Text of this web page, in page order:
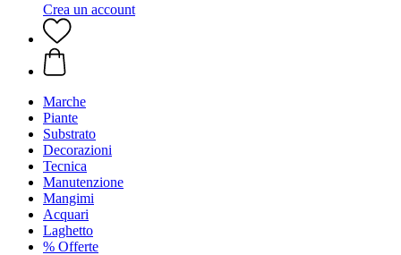
Crea un account
Marche
Piante
Substrato
Decorazioni
Tecnica
Manutenzione
Mangimi
Acquari
Laghetto
% Offerte